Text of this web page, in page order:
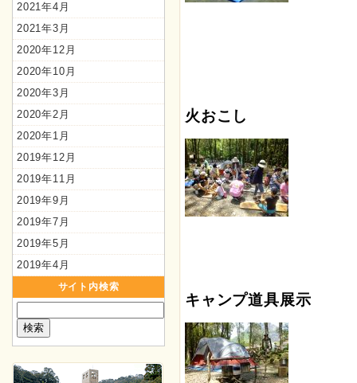
2021年4月
2021年3月
2020年12月
2020年10月
2020年3月
2020年2月
2020年1月
2019年12月
2019年11月
2019年9月
2019年7月
2019年5月
2019年4月
サイト内検索
火おこし
キャンプ道具展示